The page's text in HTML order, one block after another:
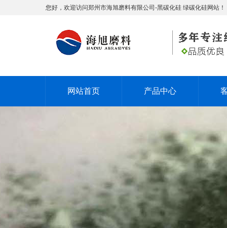
您好，欢迎访问郑州市海旭磨料有限公司-黑碳化硅 绿碳化硅网站！
网站首页 产品中心